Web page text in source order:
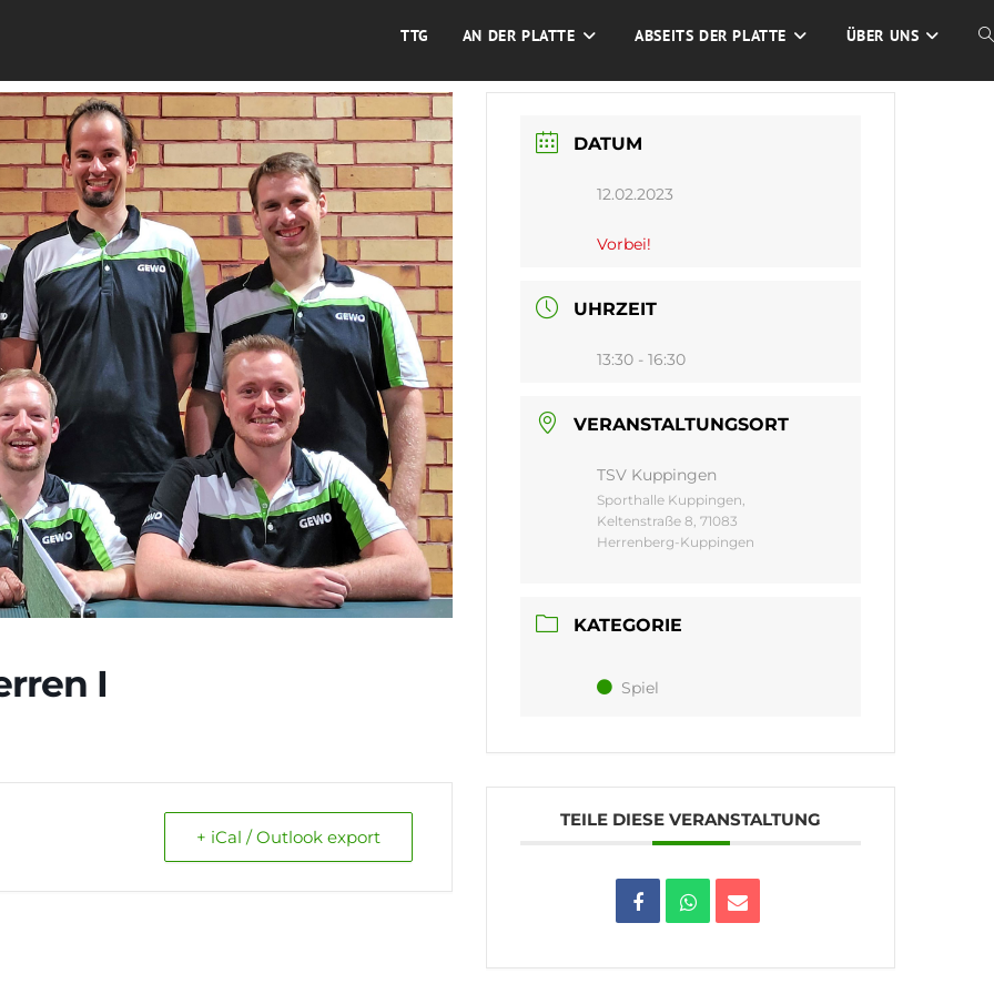
TTG AN DER PLATTE ABSEITS DER PLATTE ÜBER UNS
I
+ iCal / Outlook export
DATUM
12.02.2023
Vorbei!
UHRZEIT
13:30 - 16:30
VERANSTALTUNGSORT
TSV Kuppingen
Sporthalle Kuppingen,
Keltenstraße 8, 71083
Herrenberg-Kuppingen
KATEGORIE
Spiel
TEILE DIESE VERANSTALTUNG